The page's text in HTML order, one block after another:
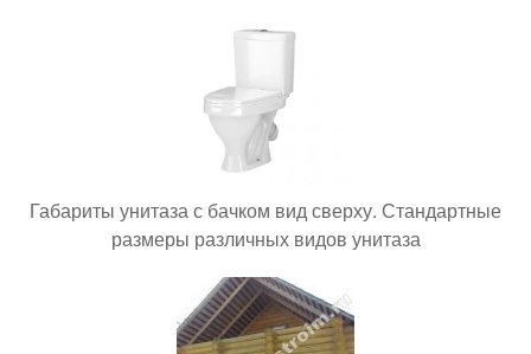
Габариты унитаза с бачком вид сверху. Стандартные
размеры различных видов унитаза